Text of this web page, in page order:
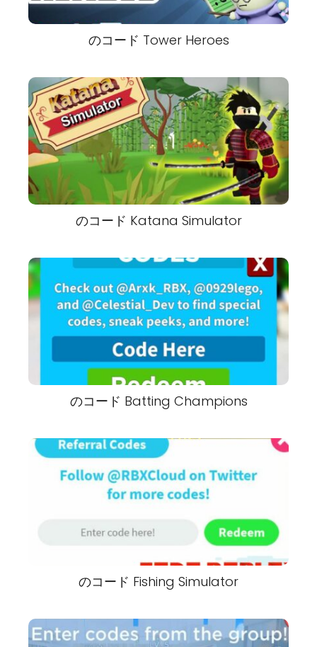
のコード Tower Heroes
のコード Katana Simulator
のコード Batting Champions
のコード Fishing Simulator